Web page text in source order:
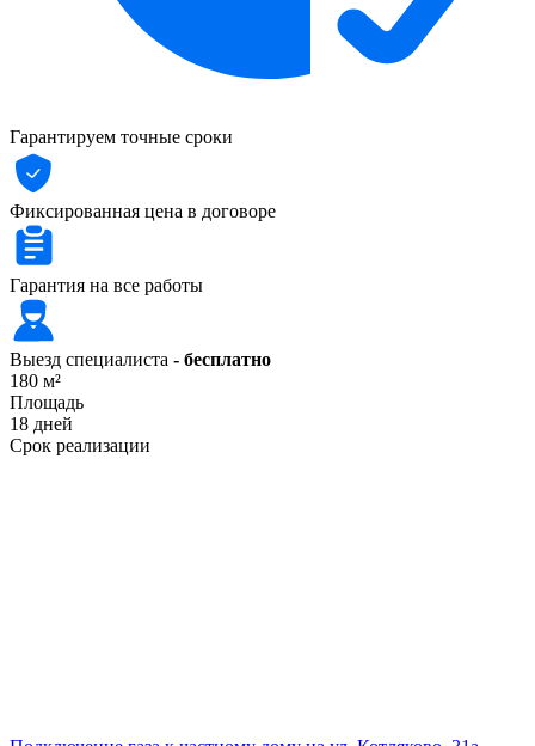
Гарантируем точные сроки
Фиксированная цена в договоре
Гарантия на все работы
Выезд специалиста - бесплатно
180 м²
Площадь
18 дней
Срок реализации